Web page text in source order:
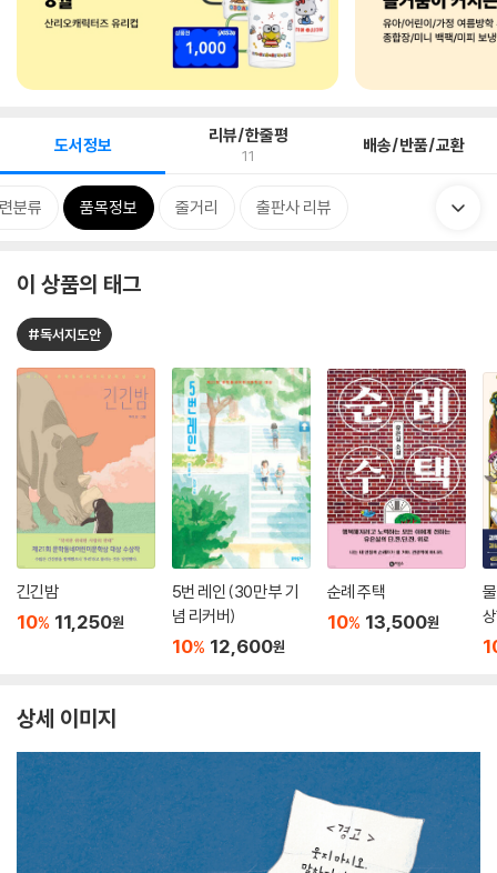
도서정보 리뷰/한줄평
11 배송/반품/교환
분류 품목정보 줄거리 출판사 리뷰
이 상품의 태그
#독서지도안
긴긴밤
10% 11,250원
5번 레인 (30만 부 기
념 리커버)
10% 12,600원
순례 주택
10% 13,500원
상세 이미지